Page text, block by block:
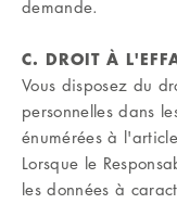
demande.
C. DROIT À
Vous disposez du
personnelles dans
énumérées à
Lorsque le
les données à